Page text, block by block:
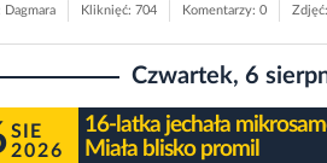
Dagmara Kliknięć: 704 Komentarzy: 0
Czwartek, 6
SIE
2026
16-latka jechała
Miała blisko promil